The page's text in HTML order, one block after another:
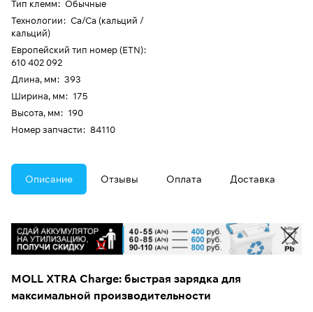
Тип клемм: Обычные
Технологии: Ca/Ca (кальций /
кальций)
Европейский тип номер (ETN):
610 402 092
Длина, мм: 393
Ширина, мм: 175
Высота, мм: 190
Номер запчасти: 84110
Описание Отзывы Оплата Доставка
MOLL XTRA Charge: быстрая зарядка для
максимальной производительности